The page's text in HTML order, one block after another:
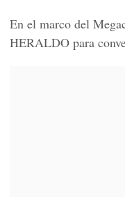
En el marco del
HERALDO para